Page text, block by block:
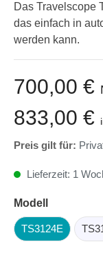
Das Travelscope
das einfach in
werden kann.
700,00 €
833,00 €
Preis gilt für:
Lieferzeit: 1
Modell
TS3124E